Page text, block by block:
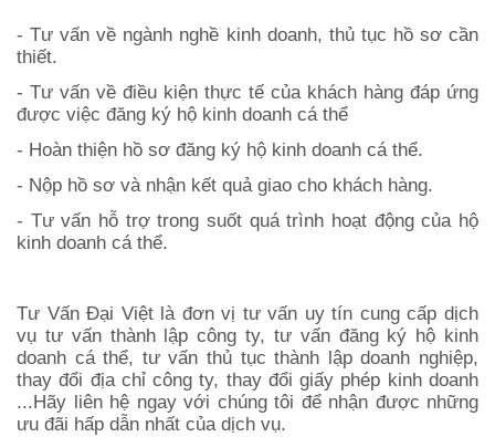
- Tư vấn về ngành nghề kinh doanh, thủ tục hồ sơ cần
thiết.
- Tư vấn về điều kiện thực tế của khách hàng đáp ứng
được việc đăng ký hộ kinh doanh cá thể
- Hoàn thiện hồ sơ đăng ký hộ kinh doanh cá thể.
- Nộp hồ sơ và nhận kết quả giao cho khách hàng.
- Tư vấn hỗ trợ trong suốt quá trình hoạt động của hộ
kinh doanh cá thể.
Tư Vấn Đại Việt là đơn vị tư vấn uy tín cung cấp dịch
vụ tư vấn thành lập công ty, tư vấn đăng ký hộ kinh
doanh cá thể, tư vấn thủ tục thành lập doanh nghiệp,
thay đổi địa chỉ công ty, thay đổi giấy phép kinh doanh
...Hãy liên hệ ngay với chúng tôi để nhận được những
ưu đãi hấp dẫn nhất của dịch vụ.